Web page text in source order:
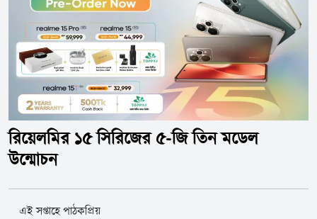
রিয়েলমির ১৫ সিরিজের ৫-জি তিন মডেল
উন্মোচন
এই সপ্তাহে পাঠকপ্রিয়